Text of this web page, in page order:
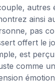
autres
ainsi
pas
offert le
est
comme